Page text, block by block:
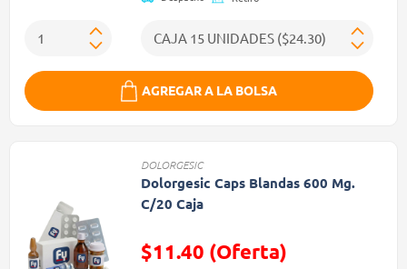
AGREGAR A LA BOLSA
DOLORGESIC
Dolorgesic Caps Blandas 600 Mg.
C/20 Caja
$11.40 (Oferta)